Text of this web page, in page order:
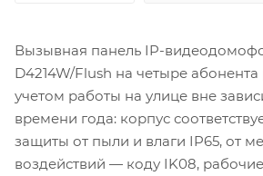
Вызывная панель IP-
D4214W/Flush на четыре абонента
учетом работы на улице вне
времени года: корпус
защиты от пыли и влаги IP65, от
воздействий — коду IK08,